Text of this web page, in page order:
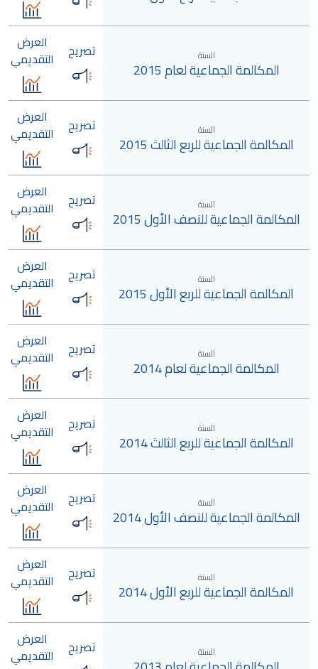
السنة
المكالمة الجماعية لعام 2015
تصريح
العرض
التقديمي
السنة
المكالمة الجماعية للربع الثالث 2015
تصريح
العرض
التقديمي
السنة
المكالمة الجماعية للنصف الأول 2015
تصريح
العرض
التقديمي
السنة
المكالمة الجماعية للربع الأول 2015
تصريح
العرض
التقديمي
السنة
المكالمة الجماعية لعام 2014
تصريح
العرض
التقديمي
السنة
المكالمة الجماعية للربع الثالث 2014
تصريح
العرض
التقديمي
السنة
المكالمة الجماعية للنصف الأول 2014
تصريح
العرض
التقديمي
السنة
المكالمة الجماعية للربع الأول 2014
تصريح
العرض
التقديمي
السنة تصريح
العرض
التقديمي